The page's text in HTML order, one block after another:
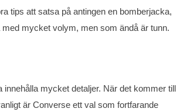
tips att satsa på antingen en bomberjacka,
mycket volym, men som ändå är tunn.
mycket detaljer. När det kommer till
är Converse ett val som fortfarande